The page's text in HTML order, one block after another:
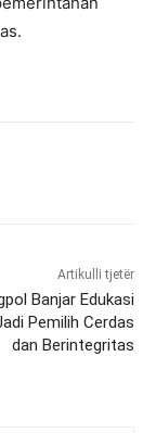
Artikulli tjetër
Banjar Edukasi
Pemilih Cerdas
dan Berintegritas